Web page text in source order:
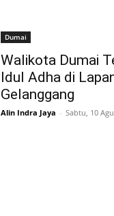
Dumai
Walikota Dumai
Idul Adha di
Gelanggang
Alin Indra Jaya - Sabtu, 10